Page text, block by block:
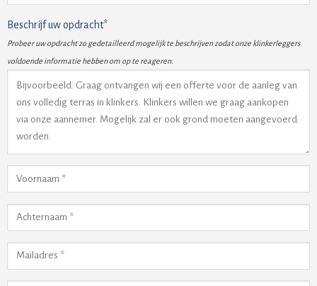
Beschrijf uw opdracht*
Probeer uw opdracht zo gedetailleerd mogelijk te beschrijven zodat onze klinkerleggers
voldoende informatie hebben om op te reageren.